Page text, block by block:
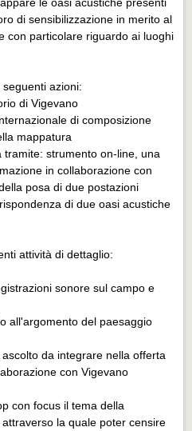
di sensibilizzazione in merito al
con particolare riguardo ai luoghi
azioni:
di Vigevano
di composizione
mappatura
strumento on-line, una
in collaborazione con
posa di due postazioni
di due oasi acustiche
attività di dettaglio:
sonore sul campo e
all'argomento del paesaggio
da integrare nella offerta
con Vigevano
con focus il tema della
la quale poter censire